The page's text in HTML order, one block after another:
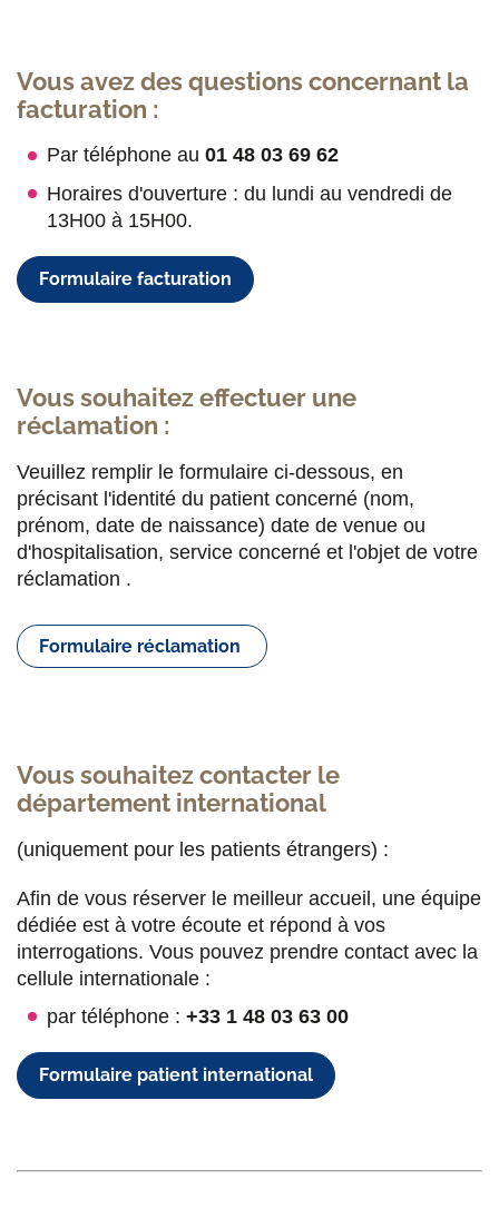
Vous avez des questions concernant la
facturation :
Par téléphone au 01 48 03 69 62
Horaires d'ouverture : du lundi au vendredi de
13H00 à 15H00.
Formulaire facturation
Vous souhaitez effectuer une
réclamation :
Veuillez remplir le formulaire ci-dessous, en
précisant l'identité du patient concerné (nom,
prénom, date de naissance) date de venue ou
d'hospitalisation, service concerné et l'objet de votre
réclamation .
Formulaire réclamation
Vous souhaitez contacter le
département international
(uniquement pour les patients étrangers) :
Afin de vous réserver le meilleur accueil, une équipe
dédiée est à votre écoute et répond à vos
interrogations. Vous pouvez prendre contact avec la
cellule internationale :
par téléphone : +33 1 48 03 63 00
Formulaire patient international